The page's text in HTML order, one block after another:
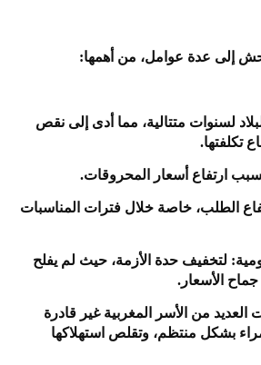
إلى عدة عوامل، من أهمها:
لسنوات متتالية، مما أدى إلى نقص
تكلفتها.
ارتفاع أسعار المحروقات.
الطلب، خاصة خلال فترات المناسبات
لتخفيف حدة الأزمة، حيث لم يفلح
الأسعار.
العديد من الأسر المغربية غير قادرة
بشكل منتظم، وتقلص استهلاكها